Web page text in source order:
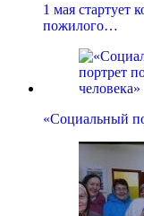
1 мая стартует
пожилого…
«Социальный